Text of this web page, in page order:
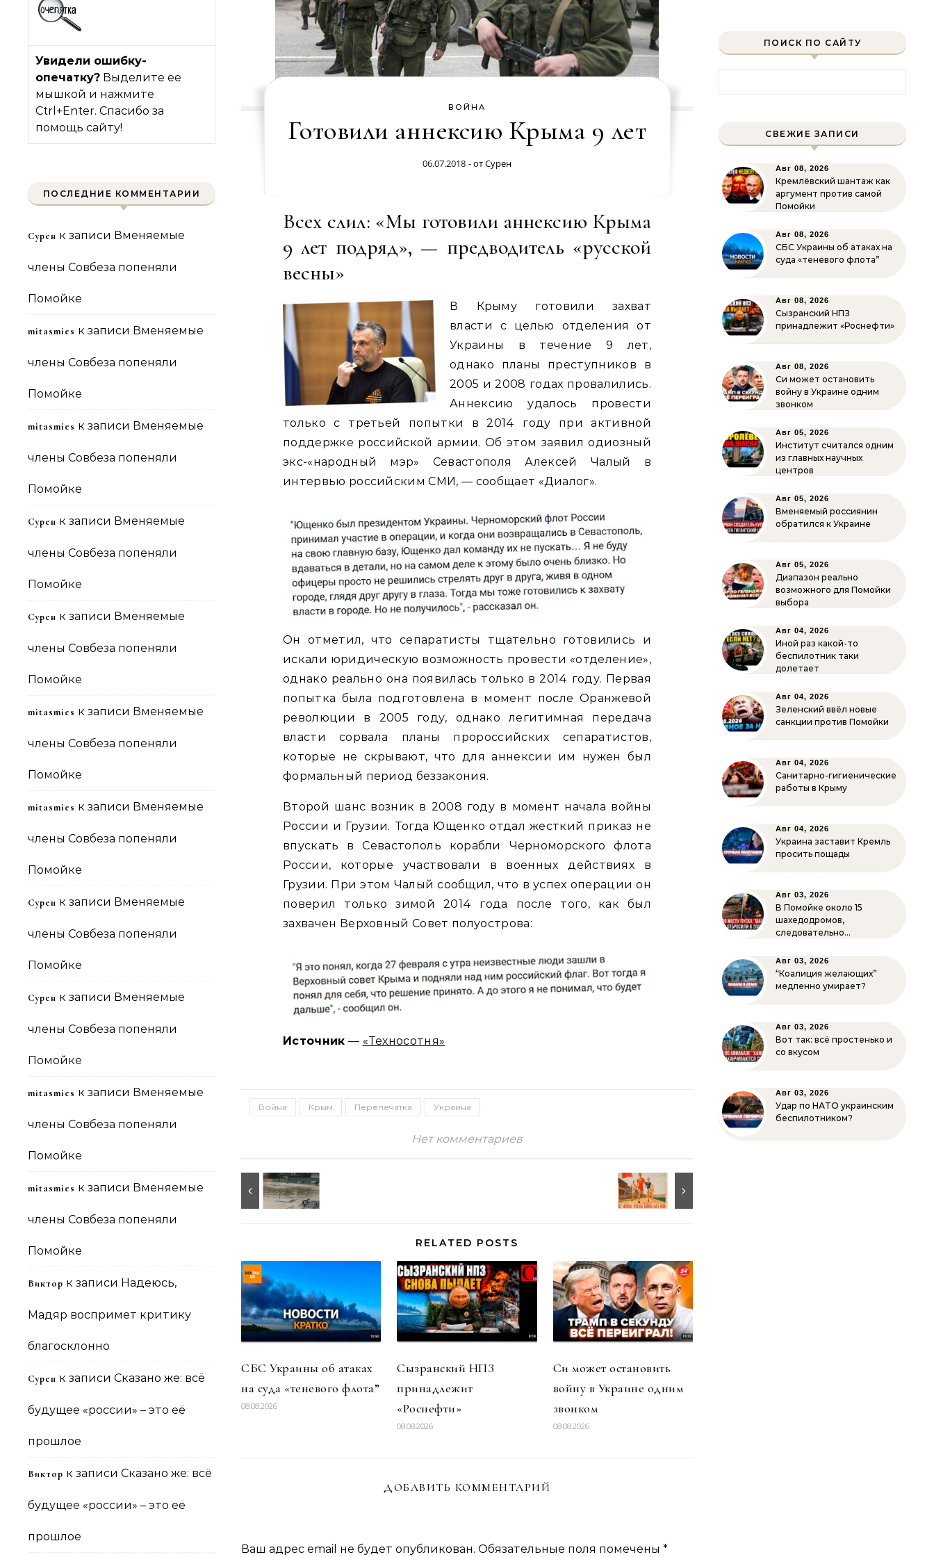
Увидели ошибку-
опечатку? Выделите ее
мышкой и нажмите
Ctrl+Enter. Спасибо за
помощь сайту!
ПОСЛЕДНИЕ КОММЕНТАРИИ
Сурен к записи Вменяемые
члены Совбеза попеняли
Помойке
mitasmies к записи Вменяемые
члены Совбеза попеняли
Помойке
mitasmies к записи Вменяемые
члены Совбеза попеняли
Помойке
Сурен к записи Вменяемые
члены Совбеза попеняли
Помойке
Сурен к записи Вменяемые
члены Совбеза попеняли
Помойке
mitasmies к записи Вменяемые
члены Совбеза попеняли
Помойке
mitasmies к записи Вменяемые
члены Совбеза попеняли
Помойке
Сурен к записи Вменяемые
члены Совбеза попеняли
Помойке
Сурен к записи Вменяемые
члены Совбеза попеняли
Помойке
mitasmies к записи Вменяемые
члены Совбеза попеняли
Помойке
mitasmies к записи Вменяемые
члены Совбеза попеняли
Помойке
Виктор к записи Надеюсь,
Мадяр воспримет критику
благосклонно
Сурен к записи Сказано же: всё
будущее «россии» – это её
прошлое
Виктор к записи Сказано же: всё
будущее «россии» – это её
прошлое
ВОЙНА
Готовили аннексию Крыма 9 лет
06.07.2018 - отСурен
Всех слил: «Мы готовили аннексию Крыма
9 лет подряд», — предводитель «русской
весны»
В Крыму готовили захват
власти с целью отделения от
Украины в течение 9 лет,
однако планы преступников в
2005 и 2008 годах провалились.
Аннексию удалось провести
только с третьей попытки в 2014 году при активной
поддержке российской армии. Об этом заявил одиозный
экс-«народный мэр» Севастополя Алексей Чалый в
интервью российским СМИ, — сообщает «Диалог».
Он отметил, что сепаратисты тщательно готовились и
искали юридическую возможность провести «отделение»,
однако реально она появилась только в 2014 году. Первая
попытка была подготовлена в момент после Оранжевой
революции в 2005 году, однако легитимная передача
власти сорвала планы пророссийских сепаратистов,
которые не скрывают, что для аннексии им нужен был
формальный период беззакония.
Второй шанс возник в 2008 году в момент начала войны
России и Грузии. Тогда Ющенко отдал жесткий приказ не
впускать в Севастополь корабли Черноморского флота
России, которые участвовали в военных действиях в
Грузии. При этом Чалый сообщил, что в успех операции он
поверил только зимой 2014 года после того, как был
захвачен Верховный Совет полуострова:
Источник — «Техносотня»
Война Крым Перепечатка Украина
Нет комментариев
RELATED POSTS
СБС Украины об атаках
на суда «теневого флота”
08.08.2026
Сызранский НПЗ
принадлежит
«Роснефти»
08.08.2026
Си может остановить
войну в Украине одним
звонком
08.08.2026
ДОБАВИТЬ КОММЕНТАРИЙ
Ваш адрес email не будет опубликован. Обязательные поля помечены *
ПОИСК ПО САЙТУ
СВЕЖИЕ ЗАПИСИ
Авг 08, 2026
Кремлёвский шантаж как
аргумент против самой
Помойки
Авг 08, 2026
СБС Украины об атаках на
суда «теневого флота”
Авг 08, 2026
Сызранский НПЗ
принадлежит «Роснефти»
Авг 08, 2026
Си может остановить
войну в Украине одним
звонком
Авг 05, 2026
Институт считался одним
из главных научных
центров
Авг 05, 2026
Вменяемый россиянин
обратился к Украине
Авг 05, 2026
Диапазон реально
возможного для Помойки
выбора
Авг 04, 2026
Иной раз какой-то
беспилотник таки
долетает
Авг 04, 2026
Зеленский ввёл новые
санкции против Помойки
Авг 04, 2026
Санитарно-гигиенические
работы в Крыму
Авг 04, 2026
Украина заставит Кремль
просить пощады
Авг 03, 2026
В Помойке около 15
шахедодромов,
следовательно…
Авг 03, 2026
“Коалиция желающих”
медленно умирает?
Авг 03, 2026
Вот так: всё простенько и
со вкусом
Авг 03, 2026
Удар по НАТО украинским
беспилотником?